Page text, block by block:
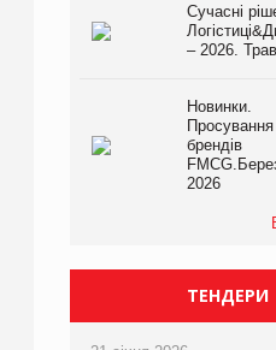
Сучасні
– 2026.
Новинки.
Просування
брендів
2026
ТЕНДЕРИ